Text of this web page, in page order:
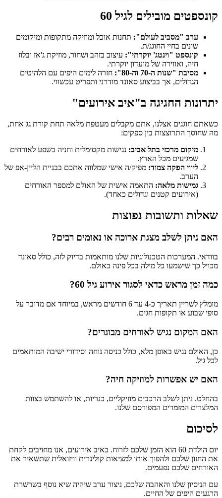
קונספטים מובילים לגיל 60
ערב "מסביב לעולם": תחנות אוכל ומוזיקה מתקופות ומיקומים
שונים בחיי החוגג/ת.
קונספט "וינטג' יוקרתי": עיצוב בזהב ושחור, מוזיקת ג'אז ובלוז
חיה, ואווירה של מועדון יוקרתי.
מסיבת "שנות ה-70 וה-80":
חזרה לימים היפים עם הלהיטים
הגדולים, אך בביצוע סאונד מודרני ותפריט עכשווי.
יתרונות החגיגה ב"איב אירועים"
כשאתם חוגגים אצלנו, אתם מקבלים מעטפת מלאה תחת קורת גג אחת,
מה שחוסך התרוצצות בין ספקים:
מיקום מרכזי בתל אביב: נגישות מקסימלית וחניה בשפע לאורחים
שמגיעים מכל הארץ.
ליווי הפקה צמוד: מפיק/ה אישי שמלווה אתכם בבניית הליין-אפ של
הערב.
גמישות מלאה: התאמה אישית של האולם למספר האורחים
(אירועים קטנים וגדולים כאחד).
שאלות ותשובות נפוצות
האם ניתן לשלב מצגת ארוכה או נאומים רבים?
בוודאי. המערכות הטכנולוגיות שלנו מותאמות בדיוק לזה, כולל סאונד
מכויל כך שישמעו כל מילה בכל פינה באולם.
כמה זמן מראש כדאי לסגור אירוע גיל 60?
מומלץ לשריין תאריך כ-4 עד 6 חודשים מראש, במיוחד אם מדובר על
סופי שבוע או תקופות חגים.
האם המקום נגיש לאורחים מבוגרים?
כן, האולם נגיש באופן מלא, כולל כניסה נוחה וסידורי ישיבה המותאמים
לכל גיל.
האם יש אפשרות למוזיקה חיה?
בהחלט. ניתן לשלב הרכבים מוזיקליים, כנריות, או להשתמש בצוות
המלצרים המזמרים המפורסם שלנו.
לסיכום
יום הולדת 60 הוא הזמן שלכם לזרוח. באיב אירועים, אנו מחויבים לקחת
את החזון שלכם ולהפוך אותו למציאות קולינרית וויזואלית שתשאיר את
האורחים שלכם נפעמים.
עם הניסיון שלנו והאהבה שלכם, ניצור ערב שיהיה שיא נוסף בשרשרת
הרגעים היפים של החיים.